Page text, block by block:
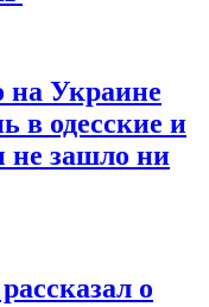
на Украине
в одесские и
не зашло ни
о